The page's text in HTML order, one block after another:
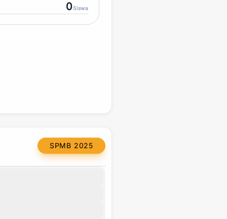
0Siswa
SPMB 2025